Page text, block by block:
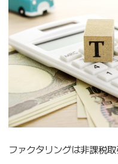
ファクタリングは非課税